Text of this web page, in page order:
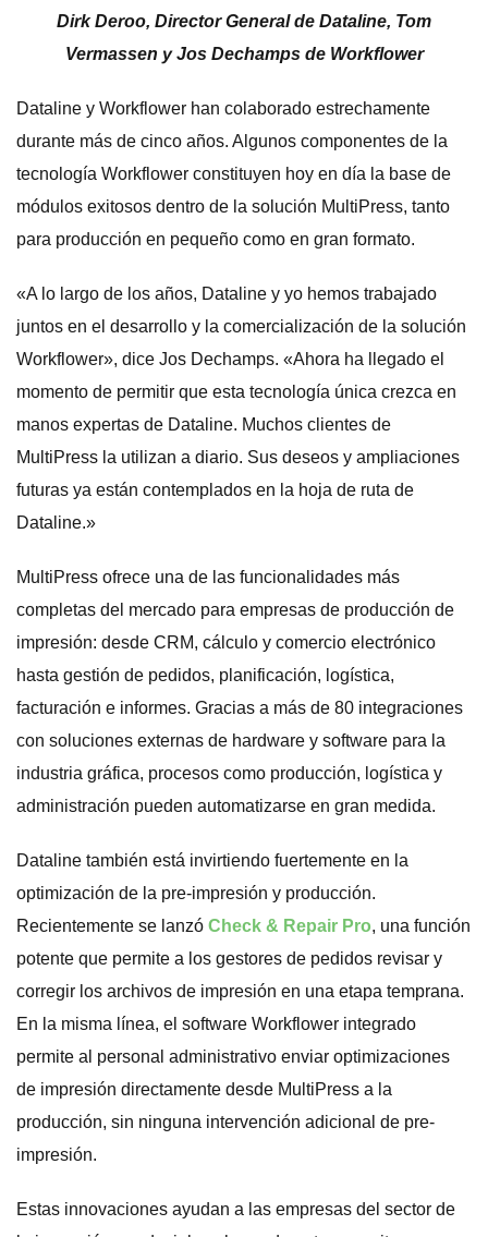
Dirk Deroo, Director General de Dataline, Tom
Vermassen y Jos Dechamps de Workflower
Dataline y Workflower han colaborado estrechamente
durante más de cinco años. Algunos componentes de la
tecnología Workflower constituyen hoy en día la base de
módulos exitosos dentro de la solución MultiPress, tanto
para producción en pequeño como en gran formato.
«A lo largo de los años, Dataline y yo hemos trabajado
juntos en el desarrollo y la comercialización de la solución
Workflower», dice Jos Dechamps. «Ahora ha llegado el
momento de permitir que esta tecnología única crezca en
manos expertas de Dataline. Muchos clientes de
MultiPress la utilizan a diario. Sus deseos y ampliaciones
futuras ya están contemplados en la hoja de ruta de
Dataline.»
MultiPress ofrece una de las funcionalidades más
completas del mercado para empresas de producción de
impresión: desde CRM, cálculo y comercio electrónico
hasta gestión de pedidos, planificación, logística,
facturación e informes. Gracias a más de 80 integraciones
con soluciones externas de hardware y software para la
industria gráfica, procesos como producción, logística y
administración pueden automatizarse en gran medida.
Dataline también está invirtiendo fuertemente en la
optimización de la pre-impresión y producción.
Recientemente se lanzó Check & Repair Pro, una función
potente que permite a los gestores de pedidos revisar y
corregir los archivos de impresión en una etapa temprana.
En la misma línea, el software Workflower integrado
permite al personal administrativo enviar optimizaciones
de impresión directamente desde MultiPress a la
producción, sin ninguna intervención adicional de pre-
impresión.
Estas innovaciones ayudan a las empresas del sector de